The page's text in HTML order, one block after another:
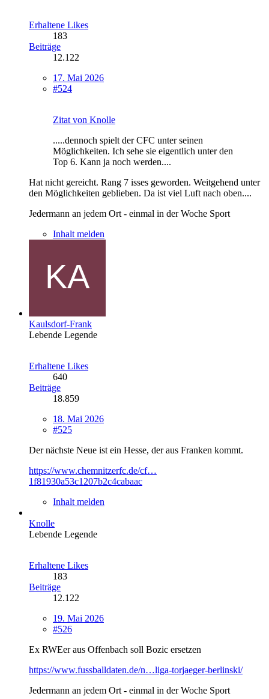
Erhaltene Likes
183
Beiträge
12.122
17. Mai 2026
#524
Zitat von Knolle
.....dennoch spielt der CFC unter seinen
Möglichkeiten. Ich sehe sie eigentlich unter den
Top 6. Kann ja noch werden....
Hat nicht gereicht. Rang 7 isses geworden. Weitgehend unter
den Möglichkeiten geblieben. Da ist viel Luft nach oben....
Jedermann an jedem Ort - einmal in der Woche Sport
Inhalt melden
Kaulsdorf-Frank
Lebende Legende
Erhaltene Likes
640
Beiträge
18.859
18. Mai 2026
#525
Der nächste Neue ist ein Hesse, der aus Franken kommt.
https://www.chemnitzerfc.de/cf…
1f81930a53c1207b2c4cabaac
Inhalt melden
Knolle
Lebende Legende
Erhaltene Likes
183
Beiträge
12.122
19. Mai 2026
#526
Ex RWEer aus Offenbach soll Bozic ersetzen
https://www.fussballdaten.de/n…liga-torjaeger-berlinski/
Jedermann an jedem Ort - einmal in der Woche Sport